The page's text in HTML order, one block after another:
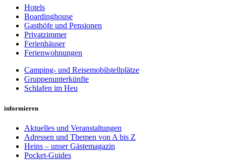
Hotels
Boardinghouse
Gasthöfe und Pensionen
Privatzimmer
Ferienhäuser
Ferienwohnungen
Camping- und Reisemobilstellplätze
Gruppenunterkünfte
Schlafen im Heu
informieren
Aktuelles und Veranstaltungen
Adressen und Themen von A bis Z
Heins – unser Gästemagazin
Pocket-Guides